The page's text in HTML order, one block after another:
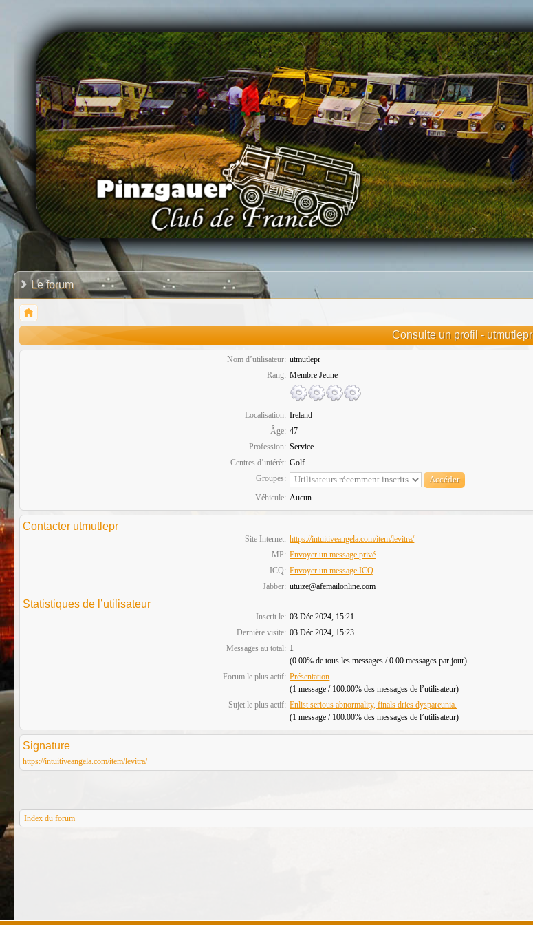
Le forum
Consulte un profil - utmutlepr
Nom d’utilisateur: utmutlepr
Rang: Membre Jeune
Localisation: Ireland
Âge: 47
Profession: Service
Centres d’intérêt: Golf
Groupes:
Véhicule: Aucun
Contacter utmutlepr
Site Internet: https://intuitiveangela.com/item/levitra/
MP: Envoyer un message privé
ICQ: Envoyer un message ICQ
Jabber: utuize@afemailonline.com
Statistiques de l’utilisateur
Inscrit le: 03 Déc 2024, 15:21
Dernière visite: 03 Déc 2024, 15:23
Messages au total: 1
(0.00% de tous les messages / 0.00 messages par jour)
Forum le plus actif: Présentation
(1 message / 100.00% des messages de l’utilisateur)
Sujet le plus actif: Enlist serious abnormality, finals dries dyspareunia.
(1 message / 100.00% des messages de l’utilisateur)
Signature
https://intuitiveangela.com/item/levitra/
Index du forum